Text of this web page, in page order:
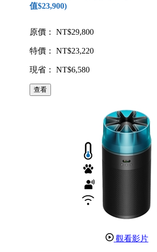
值$23,900)
原價： NT$29,800
特價： NT$23,220
現省： NT$6,580
查看
觀看影片